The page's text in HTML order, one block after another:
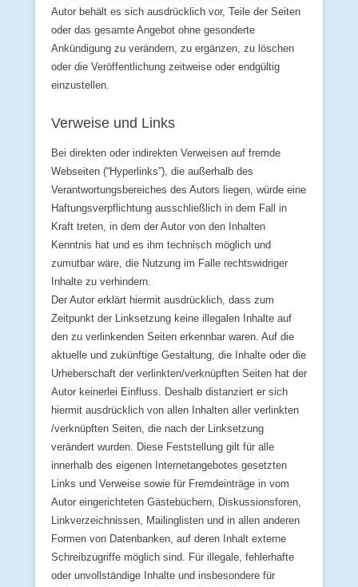
Autor behält es sich ausdrücklich vor, Teile der Seiten
oder das gesamte Angebot ohne gesonderte
Ankündigung zu verändern, zu ergänzen, zu löschen
oder die Veröffentlichung zeitweise oder endgültig
einzustellen.
Verweise und Links
Bei direkten oder indirekten Verweisen auf fremde
Webseiten (“Hyperlinks”), die außerhalb des
Verantwortungsbereiches des Autors liegen, würde eine
Haftungsverpflichtung ausschließlich in dem Fall in
Kraft treten, in dem der Autor von den Inhalten
Kenntnis hat und es ihm technisch möglich und
zumutbar wäre, die Nutzung im Falle rechtswidriger
Inhalte zu verhindern.
Der Autor erklärt hiermit ausdrücklich, dass zum
Zeitpunkt der Linksetzung keine illegalen Inhalte auf
den zu verlinkenden Seiten erkennbar waren. Auf die
aktuelle und zukünftige Gestaltung, die Inhalte oder die
Urheberschaft der verlinkten/verknüpften Seiten hat der
Autor keinerlei Einfluss. Deshalb distanziert er sich
hiermit ausdrücklich von allen Inhalten aller verlinkten
/verknüpften Seiten, die nach der Linksetzung
verändert wurden. Diese Feststellung gilt für alle
innerhalb des eigenen Internetangebotes gesetzten
Links und Verweise sowie für Fremdeinträge in vom
Autor eingerichteten Gästebüchern, Diskussionsforen,
Linkverzeichnissen, Mailinglisten und in allen anderen
Formen von Datenbanken, auf deren Inhalt externe
Schreibzugriffe möglich sind. Für illegale, fehlerhafte
oder unvollständige Inhalte und insbesondere für